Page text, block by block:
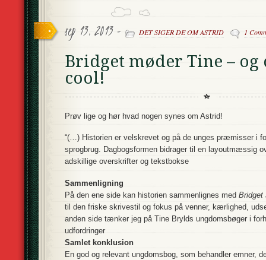
sep 13, 2013 - DET SIGER DE OM ASTRID 1
Bridget møder Tine – og
cool!
Prøv lige og hør hvad nogen synes om Astrid!
“(…) Historien er velskrevet og på de unges præmisser i
sprogbrug. Dagbogsformen bidrager til en layoutmæssig
adskillige overskrifter og tekstbokse
Sammenligning
På den ene side kan historien sammenlignes med Bridget
til den friske skrivestil og fokus på venner, kærlighed,
anden side tænker jeg på Tine Brylds ungdomsbøger i
udfordringer
Samlet konklusion
En god og relevant ungdomsbog, som behandler emner,